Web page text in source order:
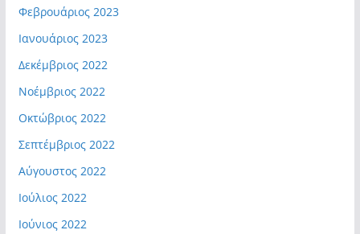
Φεβρουάριος 2023
Ιανουάριος 2023
Δεκέμβριος 2022
Νοέμβριος 2022
Οκτώβριος 2022
Σεπτέμβριος 2022
Αύγουστος 2022
Ιούλιος 2022
Ιούνιος 2022